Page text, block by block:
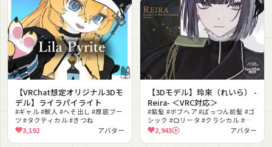
【VRChat想定オリジナル3Dモ
デル】ライラパイライト
#ギャル #獣人 #へそ出し #厚底ブー
ツ #タクティカル #きつね
3,192 アバター
【3Dモデル】玲來（れいら） -
Reira- ＜VRC対応＞
#紫髪 #ボブヘア #ぱっつん前髪 #ゴ
シック #ロリータ #クラシカル #ダ
ーク #PhysBone対応 #フルトラ対
応 #懐中時計
2,943 アバター